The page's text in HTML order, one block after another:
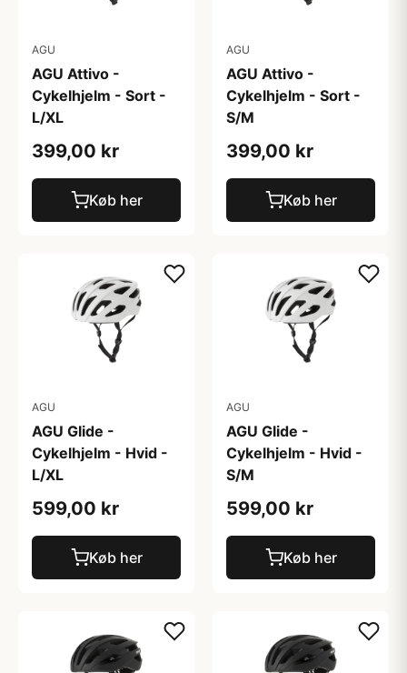
AGU
AGU Attivo -
Cykelhjelm - Sort -
L/XL
399,00 kr
Køb her
AGU
AGU Attivo -
Cykelhjelm - Sort -
S/M
399,00 kr
Køb her
AGU
AGU Glide -
Cykelhjelm - Hvid -
L/XL
599,00 kr
Køb her
AGU
AGU Glide -
Cykelhjelm - Hvid -
S/M
599,00 kr
Køb her